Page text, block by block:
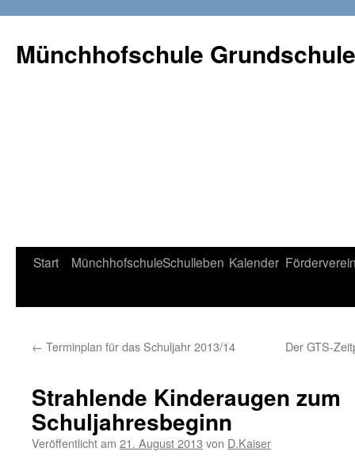
Münchhofschule
Weiter
Start MünchhofschuleSchulleben Kalender
← Terminplan für das Schuljahr 2013/14 Der GTS-
Strahlende Kinderaugen zum
Schuljahresbeginn
Veröffentlicht am 21. August 2013 von D.Kaiser